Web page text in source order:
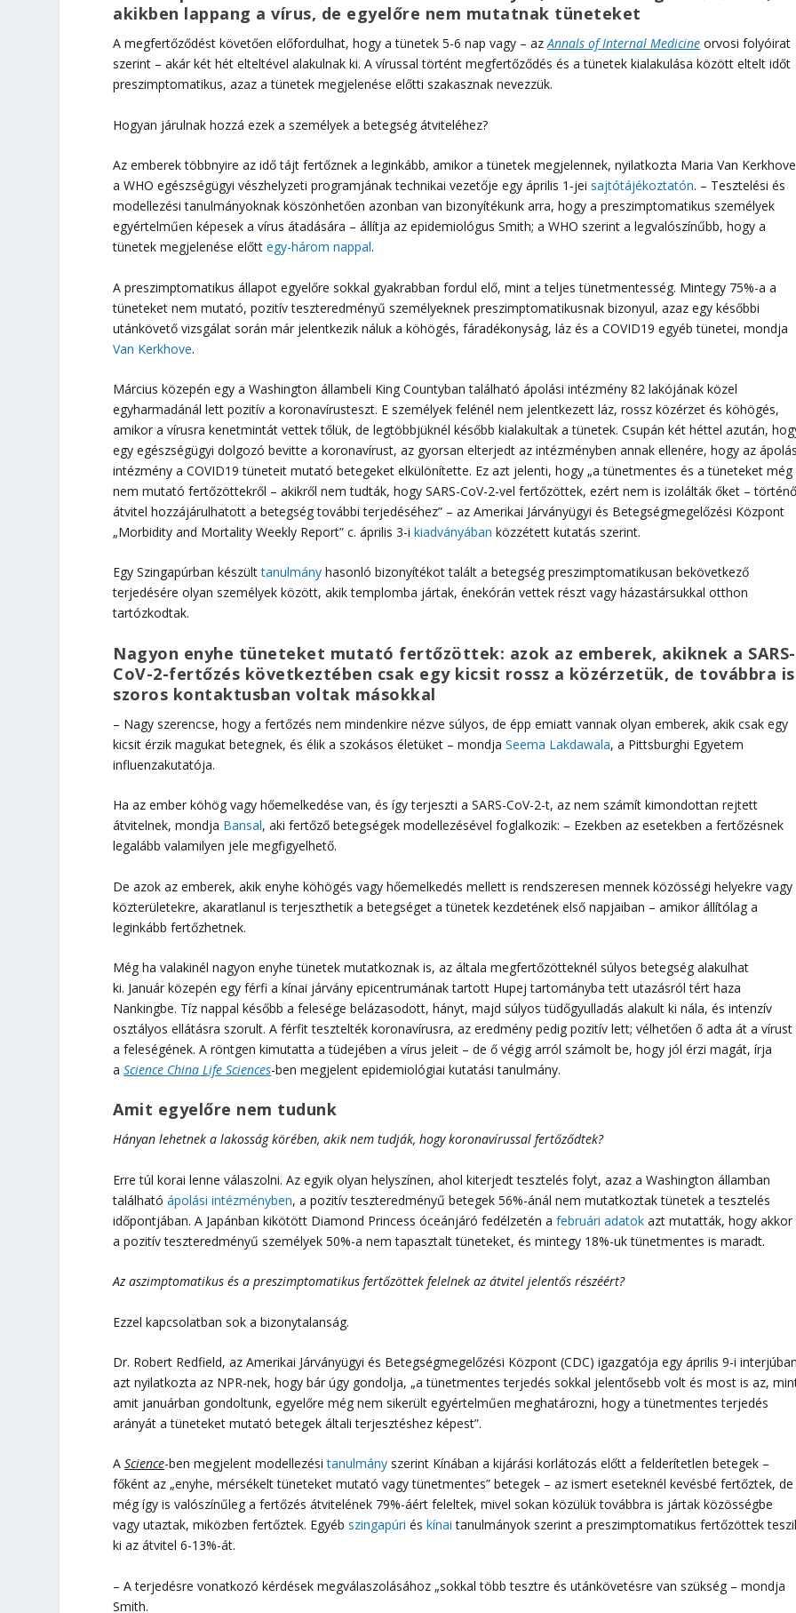
akikben lappang a vírus, de egyelőre nem mutatnak tüneteket
A megfertőződést követően előfordulhat, hogy a tünetek 5-6 nap vagy – azAnnals of Internal Medicine orvosi folyóirat
szerint – akár két hét elteltével alakulnak ki. A vírussal történt megfertőződés és a tünetek kialakulása között eltelt időt
preszimptomatikus, azaz a tünetek megjelenése előtti szakasznak nevezzük.
Hogyan járulnak hozzá ezek a személyek a betegség átviteléhez?
Az emberek többnyire az idő tájt fertőznek a leginkább, amikor a tünetek megjelennek, nyilatkozta Maria Van
a WHO egészségügyi vészhelyzeti programjának technikai vezetője egy április 1-jeisajtótájékoztatón. – Tesztelési és
modellezési tanulmányoknak köszönhetően azonban van bizonyítékunk arra, hogy a preszimptomatikus személyek
egyértelműen képesek a vírus átadására – állítja az epidemiológus Smith; a WHO szerint a legvalószínűbb, hogy a
tünetek megjelenése előttegy-három nappal.
A preszimptomatikus állapot egyelőre sokkal gyakrabban fordul elő, mint a teljes tünetmentesség. Mintegy 75%-a a
tüneteket nem mutató, pozitív teszteredményű személyeknek preszimptomatikusnak bizonyul, azaz egy későbbi
utánkövető vizsgálat során már jelentkezik náluk a köhögés, fáradékonyság, láz és a COVID19 egyéb tünetei, mondja
Van Kerkhove.
Március közepén egy a Washington állambeli King Countyban található ápolási intézmény 82 lakójának közel
egyharmadánál lett pozitív a koronavírusteszt. E személyek felénél nem jelentkezett láz, rossz közérzet és köhögés,
amikor a vírusra kenetmintát vettek tőlük, de legtöbbjüknél később kialakultak a tünetek. Csupán két héttel azután,
egy egészségügyi dolgozó bevitte a koronavírust, az gyorsan elterjedt az intézményben annak ellenére, hogy az
intézmény a COVID19 tüneteit mutató betegeket elkülönítette. Ez azt jelenti, hogy „a tünetmentes és a tüneteket még
nem mutató fertőzöttekről – akikről nem tudták, hogy SARS-CoV-2-vel fertőzöttek, ezért nem is izolálták őket –
átvitel hozzájárulhatott a betegség további terjedéséhez” – az Amerikai Járványügyi és Betegségmegelőzési Központ
„Morbidity and Mortality Weekly Report” c. április 3-ikiadványában közzétett kutatás szerint.
Egy Szingapúrban készülttanulmány hasonló bizonyítékot talált a betegség preszimptomatikusan bekövetkező
terjedésére olyan személyek között, akik templomba jártak, énekórán vettek részt vagy házastársukkal otthon
tartózkodtak.
Nagyon enyhe tüneteket mutató fertőzöttek: azok az emberek, akiknek a SARS-
CoV-2-fertőzés következtében csak egy kicsit rossz a közérzetük, de továbbra is
szoros kontaktusban voltak másokkal
– Nagy szerencse, hogy a fertőzés nem mindenkire nézve súlyos, de épp emiatt vannak olyan emberek, akik csak egy
kicsit érzik magukat betegnek, és élik a szokásos életüket – mondjaSeema Lakdawala, a Pittsburghi Egyetem
influenzakutatója.
Ha az ember köhög vagy hőemelkedése van, és így terjeszti a SARS-CoV-2-t, az nem számít kimondottan rejtett
átvitelnek, mondja Bansal, aki fertőző betegségek modellezésével foglalkozik: – Ezekben az esetekben a fertőzésnek
legalább valamilyen jele megfigyelhető.
De azok az emberek, akik enyhe köhögés vagy hőemelkedés mellett is rendszeresen mennek közösségi helyekre vagy
közterületekre, akaratlanul is terjeszthetik a betegséget a tünetek kezdetének első napjaiban – amikor állítólag a
leginkább fertőzhetnek.
Még ha valakinél nagyon enyhe tünetek mutatkoznak is, az általa megfertőzötteknél súlyos betegség alakulhat
ki. Január közepén egy férfi a kínai járvány epicentrumának tartott Hupej tartományba tett utazásról tért haza
Nankingbe. Tíz nappal később a felesége belázasodott, hányt, majd súlyos tüdőgyulladás alakult ki nála, és intenzív
osztályos ellátásra szorult. A férfit tesztelték koronavírusra, az eredmény pedig pozitív lett; vélhetően ő adta át a vírust
a feleségének. A röntgen kimutatta a tüdejében a vírus jeleit – de ő végig arról számolt be, hogy jól érzi magát, írja
aScience China Life Sciences-ben megjelent epidemiológiai kutatási tanulmány.
Amit egyelőre nem tudunk
Hányan lehetnek a lakosság körében, akik nem tudják, hogy koronavírussal fertőződtek?
Erre túl korai lenne válaszolni. Az egyik olyan helyszínen, ahol kiterjedt tesztelés folyt, azaz a Washington államban
találhatóápolási intézményben, a pozitív teszteredményű betegek 56%-ánál nem mutatkoztak tünetek a tesztelés
időpontjában. A Japánban kikötött Diamond Princess óceánjáró fedélzetén afebruári adatok azt mutatták, hogy akkor
a pozitív teszteredményű személyek 50%-a nem tapasztalt tüneteket, és mintegy 18%-uk tünetmentes is maradt.
Az aszimptomatikus és a preszimptomatikus fertőzöttek felelnek az átvitel jelentős részéért?
Ezzel kapcsolatban sok a bizonytalanság.
Dr. Robert Redfield, az Amerikai Járványügyi és Betegségmegelőzési Központ (CDC) igazgatója egy április 9-i
azt nyilatkozta az NPR-nek, hogy bár úgy gondolja, „a tünetmentes terjedés sokkal jelentősebb volt és most is az,
amit januárban gondoltunk, egyelőre még nem sikerült egyértelműen meghatározni, hogy a tünetmentes terjedés
arányát a tüneteket mutató betegek általi terjesztéshez képest”.
AScience-ben megjelent modellezésitanulmány szerint Kínában a kijárási korlátozás előtt a felderítetlen betegek –
főként az „enyhe, mérsékelt tüneteket mutató vagy tünetmentes” betegek – az ismert eseteknél kevésbé fertőztek, de
még így is valószínűleg a fertőzés átvitelének 79%-áért feleltek, mivel sokan közülük továbbra is jártak közösségbe
vagy utaztak, miközben fertőztek. Egyébszingapúri éskínai tanulmányok szerint a preszimptomatikus fertőzöttek
ki az átvitel 6-13%-át.
– A terjedésre vonatkozó kérdések megválaszolásához „sokkal több tesztre és utánkövetésre van szükség – mondja
Smith.